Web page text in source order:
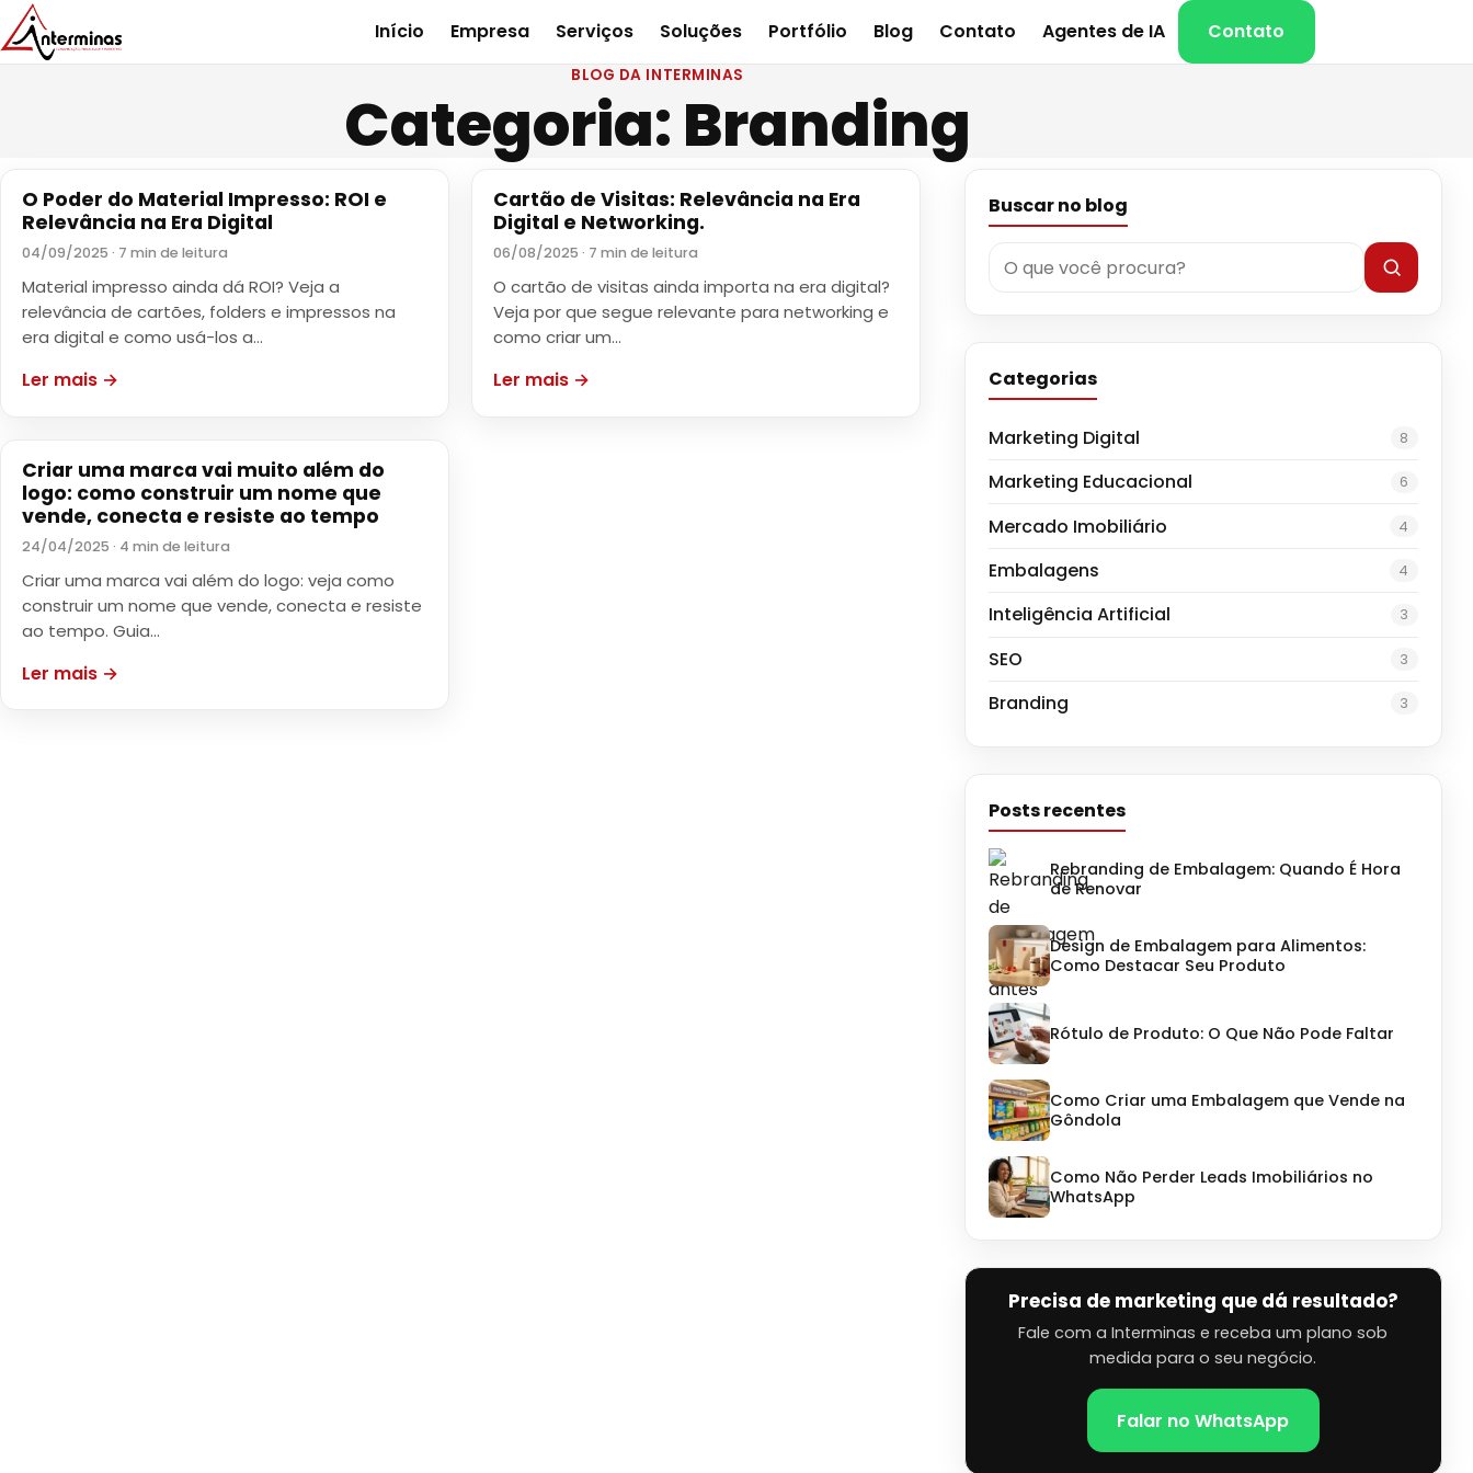
Início Empresa Serviços Soluções Portfólio Blog Contato Agentes de IA Contato
BLOG DA INTERMINAS
Categoria:Branding
BRANDING
O Poder do Material Impresso: ROI e
Relevância na Era Digital
04/09/2025 · 7 min de leitura
Material impresso ainda dá ROI? Veja a
relevância de cartões, folders e impressos na
era digital e como usá-los a…
Ler mais →
BRANDING
Cartão de Visitas: Relevância na Era
Digital e Networking.
06/08/2025 · 7 min de leitura
O cartão de visitas ainda importa na era digital?
Veja por que segue relevante para networking e
como criar um…
Ler mais →
BRANDING
Criar uma marca vai muito além do
logo: como construir um nome que
vende, conecta e resiste ao tempo
24/04/2025 · 4 min de leitura
Criar uma marca vai além do logo: veja como
construir um nome que vende, conecta e resiste
ao tempo. Guia…
Ler mais →
Buscar no blog
Categorias
Marketing Digital 8
Marketing Educacional 6
Mercado Imobiliário 4
Embalagens 4
Inteligência Artificial 3
SEO 3
Branding 3
Posts recentes
Rebranding de Embalagem: Quando É Hora
de Renovar
Design de Embalagem para Alimentos:
Como Destacar Seu Produto
Rótulo de Produto: O Que Não Pode Faltar
Como Criar uma Embalagem que Vende na
Gôndola
Como Não Perder Leads Imobiliários no
WhatsApp
Precisa de marketing que dá resultado?
Fale com a Interminas e receba um plano sob
medida para o seu negócio.
Falar no WhatsApp